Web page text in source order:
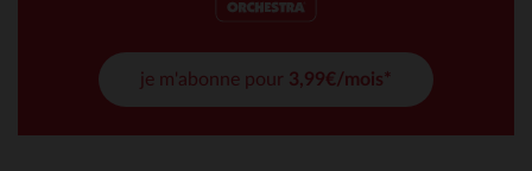
je m'abonne pour 3,99€/mois*